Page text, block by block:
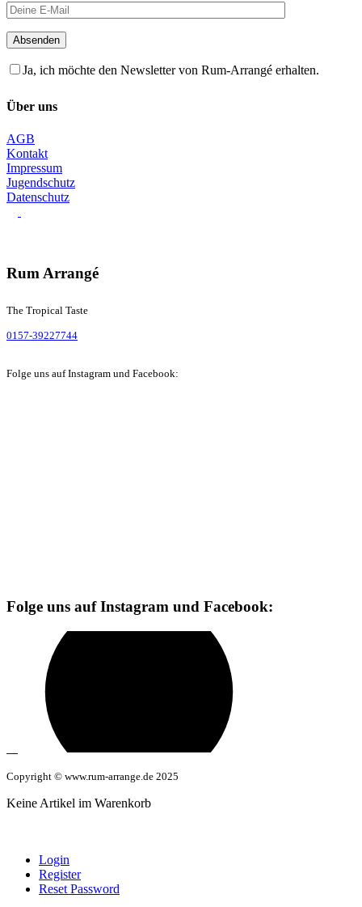
Absenden
Ja, ich möchte den Newsletter von Rum-Arrangé erhalten.
Über uns
AGB
Kontakt
Impressum
Jugendschutz
Datenschutz
Rum Arrangé
The Tropical Taste
0157-39227744
Folge uns auf Instagram und Facebook:
Folge uns auf Instagram und Facebook:
Copyright © www.rum-arrange.de 2025
Keine Artikel im Warenkorb
Login
Register
Reset Password